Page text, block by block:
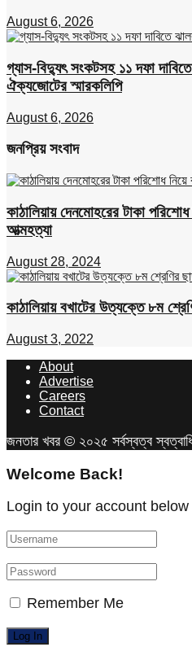
August 6, 2026
গ্যাস-বিদ্যুৎ সংকটসহ ১১ দফা
ঐক্যজোটের স্মারকলিপি
August 6, 2026
জনপ্রিয় সংবাদ
কাঠালিয়ায় দেনমোহরের টাকা
আত্মহত্যা
August 28, 2024
কাঠালিয়ায় বখাটের উত্যক্তে ৮ম
August 3, 2022
About
Advertise
Careers
Contact
জনতার খবর © ২০২৫ সর্বস্বত্ব
Welcome Back!
Login to your account below
Remember Me